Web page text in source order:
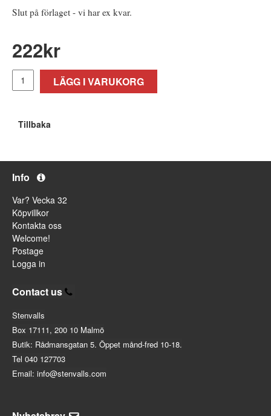
Slut på förlaget - vi har ex kvar.
222kr
LÄGG I VARUKORG
Tillbaka
Info
Var? Vecka 32
Köpvillkor
Kontakta oss
Welcome!
Postage
Logga in
Contact us
Stenvalls
Box 17111, 200 10 Malmö
Butik: Rådmansgatan 5. Öppet månd-fred 10-18.
Tel 040 127703
Email: info@stenvalls.com